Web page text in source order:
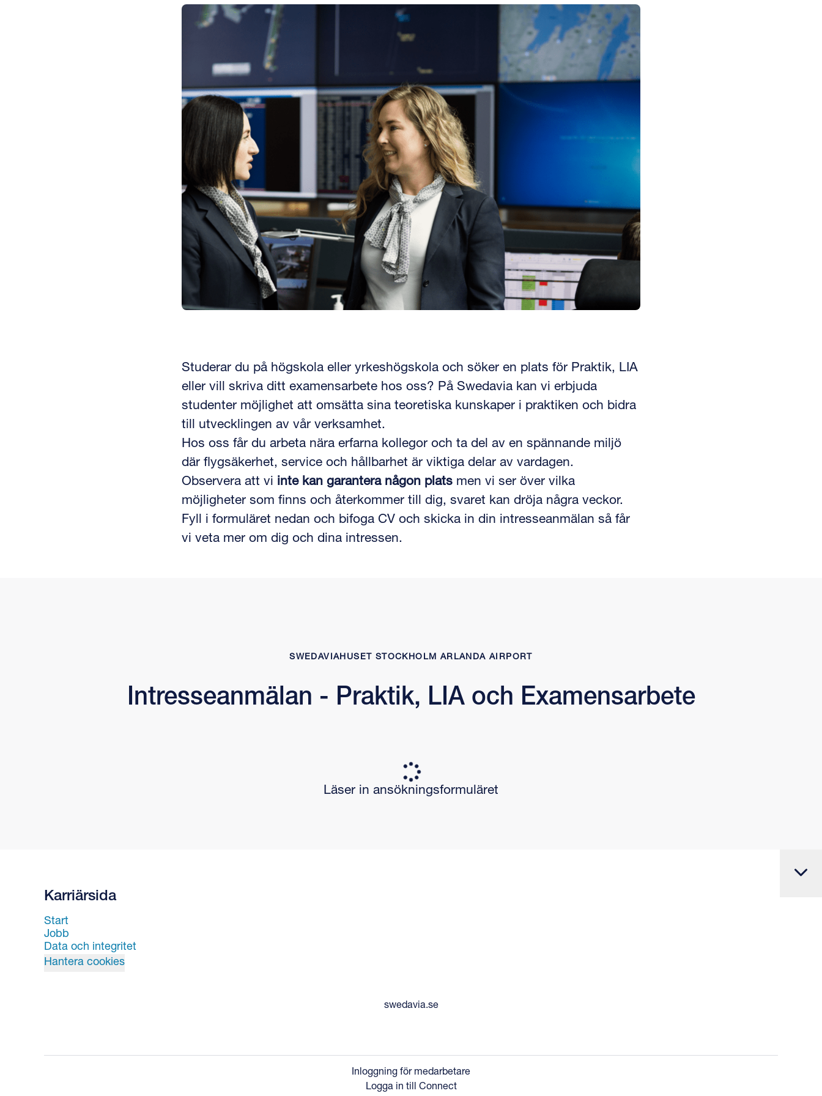
Studerar du på högskola eller yrkeshögskola och söker en plats för Praktik, LIA
eller vill skriva ditt examensarbete hos oss? På Swedavia kan vi erbjuda
studenter möjlighet att omsätta sina teoretiska kunskaper i praktiken och bidra
till utvecklingen av vår verksamhet.
Hos oss får du arbeta nära erfarna kollegor och ta del av en spännande miljö
där flygsäkerhet, service och hållbarhet är viktiga delar av vardagen.
Observera att vi inte kan garantera någon plats men vi ser över vilka
möjligheter som finns och återkommer till dig, svaret kan dröja några veckor.
Fyll i formuläret nedan och bifoga CV och skicka in din intresseanmälan så får
vi veta mer om dig och dina intressen.
SWEDAVIAHUSET STOCKHOLM ARLANDA AIRPORT
Intresseanmälan - Praktik, LIA och Examensarbete
Läser in ansökningsformuläret
Karriärsida
Start
Jobb
Data och integritet
Hantera cookies
swedavia.se
Inloggning för medarbetare
Logga in till Connect